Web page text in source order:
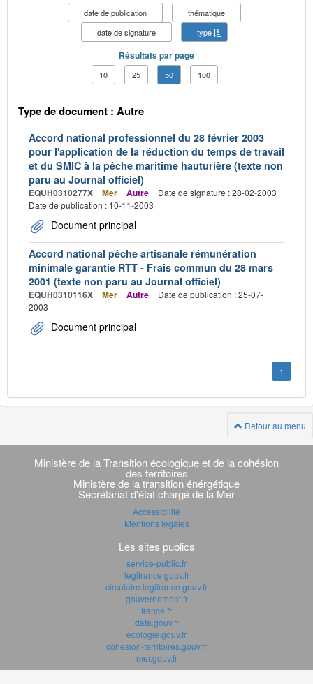
date de publication
thématique
date de signature
type
Résultats par page
10 25 50 100
Type de document : Autre
Accord national professionnel du 28 février 2003
pour l'application de la réduction du temps de travail
et du SMIC à la pêche maritime hauturière (texte non
paru au Journal officiel)
EQUH0310277X Mer Autre
Date de signature : 28-02-2003
Date de publication : 10-11-2003
Document principal
Accord national pêche artisanale rémunération
minimale garantie RTT - Frais commun du 28 mars
2001 (texte non paru au Journal officiel)
EQUH0310116X Mer Autre
Date de publication : 25-07-
2003
Document principal
1
Retour au menu
Navigation
transverse
Ministère de la Transition écologique et de la cohésion
des territoires
Ministère de la transition énérgétique
Secrétariat d'état chargé de la Mer
Accessibilité
Mentions légales
Les sites publics
service-public.fr
legifrance.gouv.fr
circulaire.legifrance.gouv.fr
gouvernement.fr
france.fr
data.gouv.fr
ecologie.gouv.fr
cohesion-territoires.gouv.fr
mer.gouv.fr